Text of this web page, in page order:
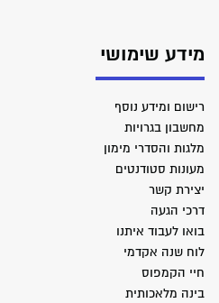
מידע שימושי
רישום ומידע נוסף
מחשבון בגרויות
מלגות והסדרי מימון
מעונות סטודנטים
יצירת קשר
דרכי הגעה
בואו לעבוד איתנו
לוח שנה אקדמי
חיי הקמפוס
בינה מלאכותית